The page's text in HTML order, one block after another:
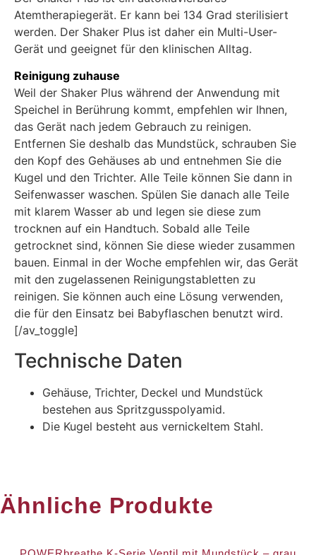
Atemtherapiegerät. Er kann bei 134 Grad sterilisiert
werden. Der Shaker Plus ist daher ein Multi-User-
Gerät und geeignet für den klinischen Alltag.
Reinigung zuhause
Weil der Shaker Plus während der Anwendung mit
Speichel in Berührung kommt, empfehlen wir Ihnen,
das Gerät nach jedem Gebrauch zu reinigen.
Entfernen Sie deshalb das Mundstück, schrauben Sie
den Kopf des Gehäuses ab und entnehmen Sie die
Kugel und den Trichter. Alle Teile können Sie dann in
Seifenwasser waschen. Spülen Sie danach alle Teile
mit klarem Wasser ab und legen sie diese zum
trocknen auf ein Handtuch. Sobald alle Teile
getrocknet sind, können Sie diese wieder zusammen
bauen. Einmal in der Woche empfehlen wir, das Gerät
mit den zugelassenen Reinigungstabletten zu
reinigen. Sie können auch eine Lösung verwenden,
die für den Einsatz bei Babyflaschen benutzt wird.
[/av_toggle]
Technische Daten
Gehäuse, Trichter, Deckel und Mundstück
bestehen aus Spritzgusspolyamid.
Die Kugel besteht aus vernickeltem Stahl.
Ähnliche Produkte